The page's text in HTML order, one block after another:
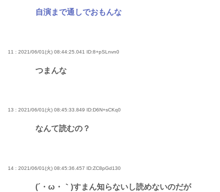
自演まで通しでおもんな
11 : 2021/06/01(火) 08:44:25.041 ID:8+pSLnvn0
つまんな
13 : 2021/06/01(火) 08:45:33.849 ID:D6N+sCKq0
なんて読むの？
14 : 2021/06/01(火) 08:45:36.457 ID:ZC8pGd130
(´・ω・｀)すまん知らないし読めないのだが